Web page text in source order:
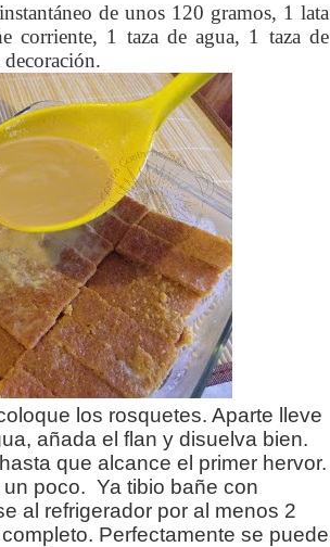
de unos 120 gramos, 1 lata
corriente, 1 taza de agua, 1 taza de
los rosquetes. Aparte lleve
añada el flan y disuelva bien.
que alcance el primer hervor.
poco. Ya tibio bañe con
al refrigerador por al menos 2
Perfectamente se puede